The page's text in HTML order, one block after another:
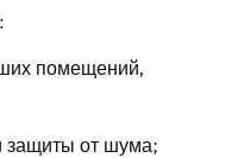
помещений,
защиты от шума;